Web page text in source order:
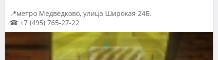
📍метро Медведково, улица Широкая 24Б.
☎ +7 (495) 765-27-22